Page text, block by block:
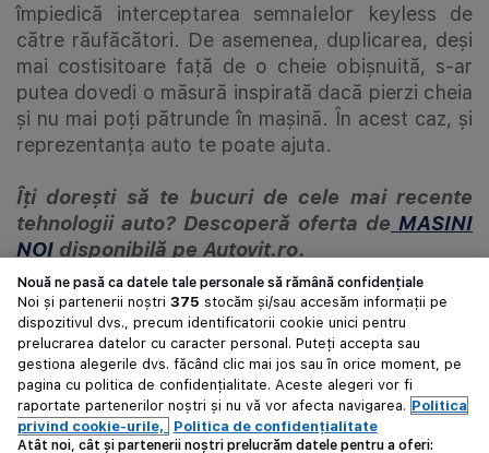
împiedică interceptarea semnalelor keyless de
către răufăcători. De asemenea, duplicarea, deși
mai costisitoare față de o cheie obișnuită, s-ar
putea dovedi o măsură inspirată dacă pierzi cheia
și nu mai poți pătrunde în mașină. În acest caz, și
reprezentanța auto te poate ajuta.
Îți dorești să te bucuri de cele mai recente
tehnologii auto? Descoperă oferta de MASINI
NOI disponibilă pe Autovit.ro.
Sistemele keyless entry și keyless go asigură o
experiență confortabilă de a pătrunde într-o
mașină și de a porni motorul acesteia. Cum toți
producătorii auto pun acum accent pe
tehnologii moderne, cheia convențională pare să
devină de domeniul trecutului.
Nouă ne pasă ca datele tale personale să rămână confidențiale
Noi și partenerii noștri 375 stocăm și/sau accesăm informații pe
dispozitivul dvs., precum identificatorii cookie unici pentru
prelucrarea datelor cu caracter personal. Puteți accepta sau
gestiona alegerile dvs. făcând clic mai jos sau în orice moment, pe
pagina cu politica de confidențialitate. Aceste alegeri vor fi
raportate partenerilor noștri și nu vă vor afecta navigarea. Politica
privind cookie-urile,
Politica de confidențialitate
Atât noi, cât și partenerii noștri prelucrăm datele pentru a oferi: